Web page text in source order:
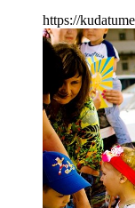
https://